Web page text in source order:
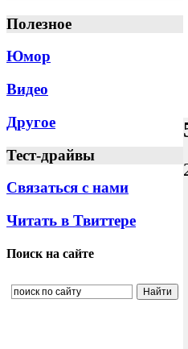
Полезное
Юмор
Видео
Другое
Тест-драйвы
Связаться с нами
Читать в Твиттере
Поиск на сайте